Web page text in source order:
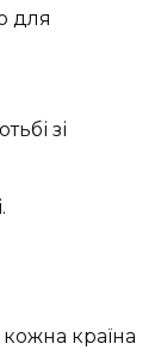
для
зі
країна